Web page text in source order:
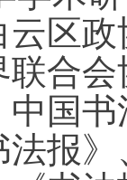
区
合
国
报